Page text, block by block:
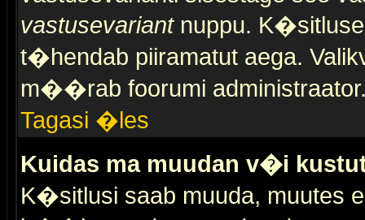
vastusevariantnuppu.
t�hendab piiramatut aega.
m��rab foorumi
Tagasi �les
Kuidas ma muudan v�i
K�sitlusi saab muuda, muutes